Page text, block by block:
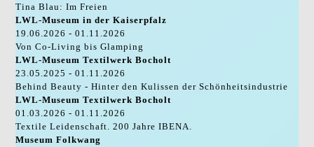
Tina Blau: Im Freien
LWL-Museum in der Kaiserpfalz
19.06.2026 - 01.11.2026
Von Co-Living bis Glamping
LWL-Museum Textilwerk Bocholt
23.05.2025 - 01.11.2026
Behind Beauty - Hinter den Kulissen der Schönheitsindustrie
LWL-Museum Textilwerk Bocholt
01.03.2026 - 01.11.2026
Textile Leidenschaft. 200 Jahre IBENA.
Museum Folkwang